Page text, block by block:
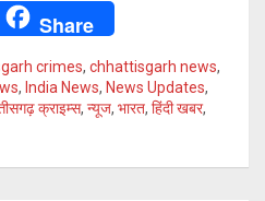
Share
crimes, chhattisgarh news,
, India News, News Updates,
क्राइम्स, न्यूज, भारत, हिंदी खबर,